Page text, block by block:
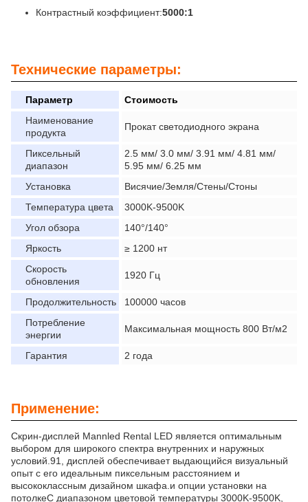
Контрастный коэффициент:5000:1
Технические параметры:
Параметр
Стоимость
Наименование
продукта
Прокат светодиодного экрана
Пиксельный
диапазон
2.5 мм/ 3.0 мм/ 3.91 мм/ 4.81 мм/
5.95 мм/ 6.25 мм
Установка
Висячие/Земля/Стены/Стоны
Температура цвета
3000K-9500K
Угол обзора
140°/140°
Яркость
≥ 1200 нт
Скорость
обновления
1920 Гц
Продолжительность
100000 часов
Потребление
энергии
Максимальная мощность 800 Вт/м2
Гарантия 2 года
Применение:
Скрин-дисплей Mannled Rental LED является оптимальным
выбором для широкого спектра внутренних и наружных
условий.91, дисплей обеспечивает выдающийся визуальный
опыт с его идеальным пиксельным расстоянием и
высококлассным дизайном шкафа.и опции установки на
потолкеС диапазоном цветовой температуры 3000K-9500K,